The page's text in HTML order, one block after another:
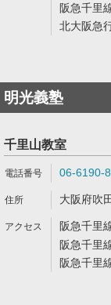
阪急千里
北大阪急
明光義塾
千里山教室
06-6190-
大阪府吹
阪急千里
阪急千里
阪急千里